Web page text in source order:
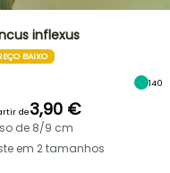
inflexus
BAIXO
140
de3,90 €
de 8/9 cm
em 2 tamanhos